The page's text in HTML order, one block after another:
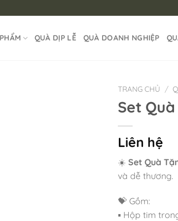
QUÀ DỊP LỄ QUÀ DOANH NGHIỆP
TRANG CHỦ /
Set
Liên hệ
☀️ Set Quà
và dễ thương.
💝 Gồm:
▪ Hộp tim